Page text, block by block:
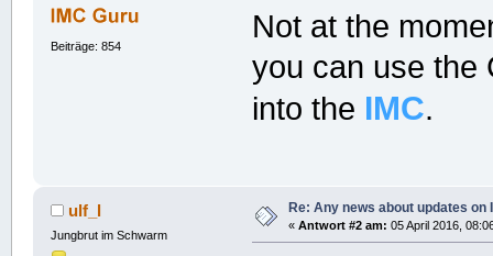
Beiträge: 854
Not at the
you can use the
into the IMC.
ulf_l
Jungbrut im Schwarm
Re: Any news about updates on
« Antwort #2 am: 05 April 2016,